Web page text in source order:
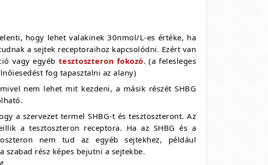
hogy lehet valakinek 30nmol/L-es értéke, ha
a sejtek receptoraihoz kapcsolódni. Ezért van
vagy egyéb tesztoszteron fokozó. (a felesleges
fog tapasztalni az alany)
nem lehet mit kezdeni, a másik részét SHBG
a szervezet termel SHBG-t és tesztoszteront. Az
a tesztoszteron receptora. Ha az SHBG és a
nem tud az egyéb sejtekhez, például
szabad rész képes bejutni a sejtekbe.